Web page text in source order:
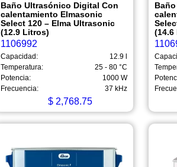
Baño Ultrasónico Digital Con
calentamiento Elmasonic
Select 120 – Elma Ultrasonic
(12.9 Litros)
1106992
Capacidad:
12.9 l
Temperatura:
25 - 80 °C
Potencia:
1000 W
Frecuencia:
37 kHz
$2,768.75
(14.6